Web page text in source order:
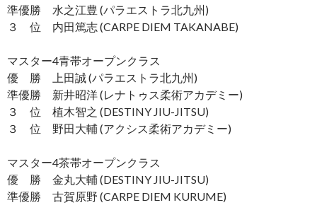
準優勝 水之江豊 (パラエストラ北九州)
３ 位 内田篤志 (CARPE DIEM TAKANABE)
マスター4青帯オープンクラス
優 勝 上田誠 (パラエストラ北九州)
準優勝 新井昭洋 (レナトゥス柔術アカデミー)
３ 位 植木智之 (DESTINY JIU-JITSU)
３ 位 野田大輔 (アクシス柔術アカデミー)
マスター4茶帯オープンクラス
優 勝 金丸大輔 (DESTINY JIU-JITSU)
準優勝 古賀原野 (CARPE DIEM KURUME)